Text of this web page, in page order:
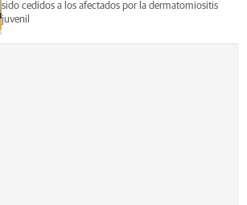
sido cedidos a los afectados por la dermatomiositis
juvenil